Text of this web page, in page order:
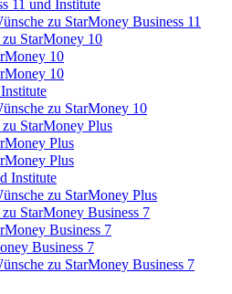
11 und Institute
zu StarMoney Business 11
StarMoney 10
10
10
zu StarMoney 10
StarMoney Plus
Plus
Plus
Institute
zu StarMoney Plus
StarMoney Business 7
Business 7
Business 7
zu StarMoney Business 7